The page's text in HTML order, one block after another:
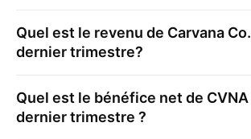
Quel est le revenu de Carvana Co.
dernier trimestre?
Quel est le bénéfice net de CVNA
dernier trimestre ?